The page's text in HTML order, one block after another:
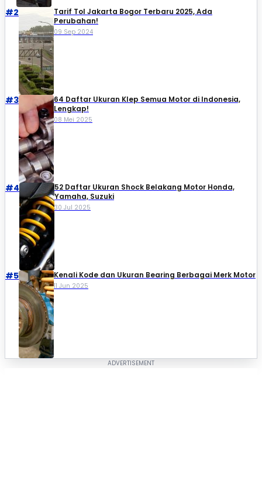
#2
Tarif Tol Jakarta Bogor Terbaru 2025, Ada
Perubahan!
09 Sep 2024
#3
64 Daftar Ukuran Klep Semua Motor di Indonesia,
Lengkap!
08 Mei 2025
#4
52 Daftar Ukuran Shock Belakang Motor Honda,
Yamaha, Suzuki​
30 Jul 2025
#5 Kenali Kode dan Ukuran Bearing Berbagai Merk Motor
11 Jun 2025